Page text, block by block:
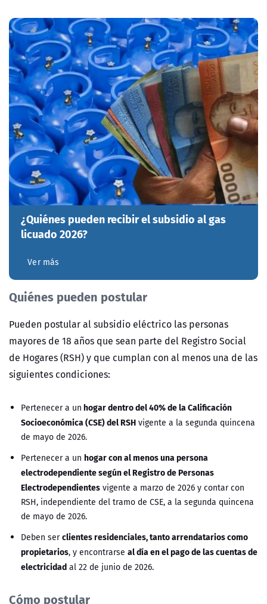
¿Quiénes pueden recibir el subsidio al gas
licuado 2026?
Ver más
Quiénes pueden postular
Pueden postular al subsidio eléctrico las personas
mayores de 18 años que sean parte del Registro Social
de Hogares (RSH) y que cumplan con al menos una de las
siguientes condiciones:
Pertenecer a un hogar dentro del 40% de la Calificación
Socioeconómica (CSE) del RSH vigente a la segunda quincena
de mayo de 2026.
Pertenecer a un hogar con al menos una persona
electrodependiente según el Registro de Personas
Electrodependientes vigente a marzo de 2026 y contar con
RSH, independiente del tramo de CSE, a la segunda quincena
de mayo de 2026.
Deben serclientes residenciales, tanto arrendatarios como
propietarios, y encontrarse al día en el pago de las cuentas de
electricidad al 22 de junio de 2026.
Cómo postular